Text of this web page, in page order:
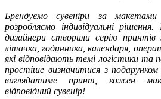
Брендуємо сувеніри за
розробляємо індивідуальні
дизайнери створили серію
літачка, годинника, календаря,
які відповідають темі логістики та
простіше визначитися з
виглядатиме принт, кожен
відповідний сувенір!